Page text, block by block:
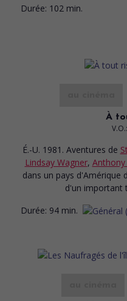
Durée: 102 min.
À
É.-U. 1981. Aventures de
Lindsay Wagner, Anthony
dans un pays d'Amérique
d'un important
Durée: 94 min.